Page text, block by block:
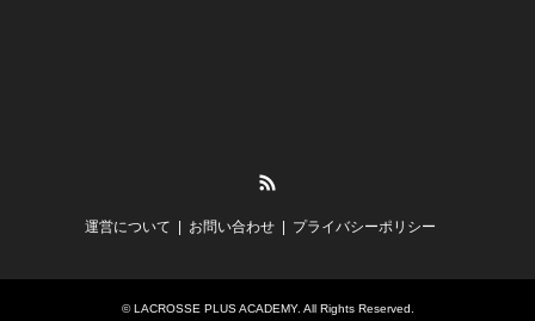
運営について お問い合わせ プライバシーポリシー
©LACROSSE PLUS ACADEMY. All Rights Reserved.